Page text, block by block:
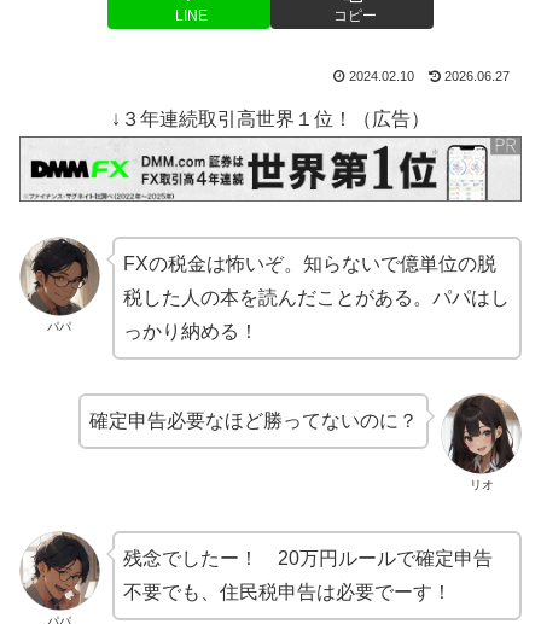
LINE コピー
2024.02.10 2026.06.27
↓３年連続取引高世界１位！（広告）
パパ
FXの税金は怖いぞ。知らないで億単位の脱
税した人の本を読んだことがある。パパはし
っかり納める！
リオ
確定申告必要なほど勝ってないのに？
パパ
残念でしたー！ 20万円ルールで確定申告
不要でも、住民税申告は必要でーす！